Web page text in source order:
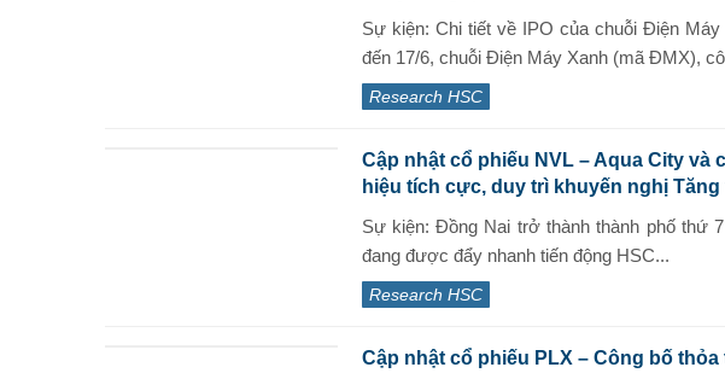
Sự kiện: Chi tiết về IPO của chuỗi Điện
đến 17/6, chuỗi Điện Máy Xanh (mã ĐMX),
Research HSC
Cập nhật cổ phiếu NVL – Aqua City và
hiệu tích cực, duy trì khuyến nghị Tăng
Sự kiện: Đồng Nai trở thành thành phố thứ
đang được đẩy nhanh tiến động HSC...
Research HSC
Cập nhật cổ phiếu PLX – Công bố